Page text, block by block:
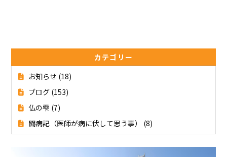
カテゴリー
お知らせ (18)
ブログ (153)
仏の雫 (7)
闘病記（医師が病に伏して思う事）
(8)